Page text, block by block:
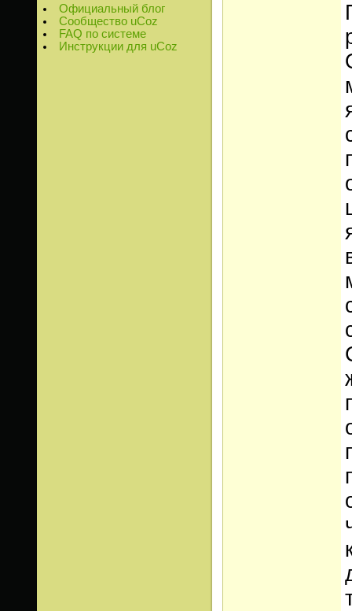
Официальный блог
Сообщество uCoz
FAQ по системе
Инструкции для uCoz